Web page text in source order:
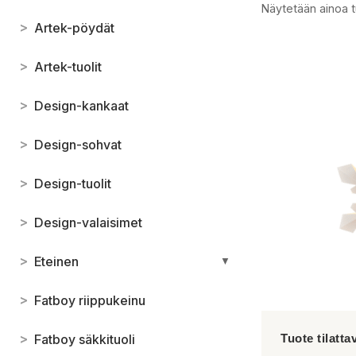
> Artek-pöydät
> Artek-tuolit
> Design-kankaat
> Design-sohvat
> Design-tuolit
> Design-valaisimet
> Eteinen ▼
> Fatboy riippukeinu
> Fatboy säkkituoli
Näytetään ainoa